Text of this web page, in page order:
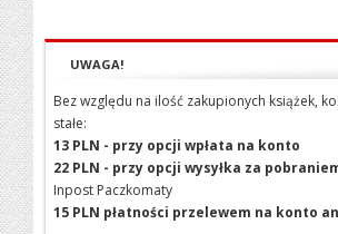
UWAGA!
Bez względu na ilość zakupionych książek,
stałe:
13 PLN - przy opcji wpłata na konto
22 PLN - przy opcji wysyłka za
Inpost Paczkomaty
15 PLN płatności przelewem na konto